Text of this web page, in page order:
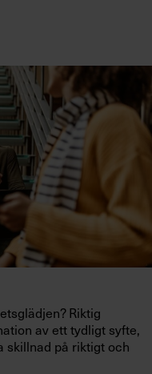
Riktig
av ett tydligt syfte,
skillnad på riktigt och